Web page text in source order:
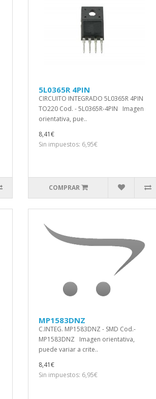
5L0365R 4PIN
CIRCUITO INTEGRADO 5L0365R 4PIN
TO220 Cod. - 5L0365R-4PIN Imagen
orientativa, pue..
8,41€
Sin impuestos: 6,95€
COMPRAR
MP1583DNZ
C.INTEG. MP1583DNZ - SMD Cod.-
MP1583DNZ Imagen orientativa,
puede variar a crite..
8,41€
Sin impuestos: 6,95€